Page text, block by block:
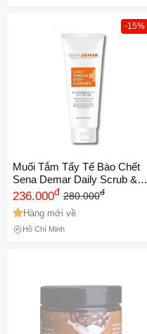
-15%
Muối Tắm Tẩy Tế Bào Chết
Sena Demar Daily Scrub &
Body Cleanser - Dưỡng Da
Mềm Mịn, Sạch Sâu Cho Tất
Cả Các Loại Da
236.000đ 280.000đ
Hàng mới về
Hồ Chí Minh